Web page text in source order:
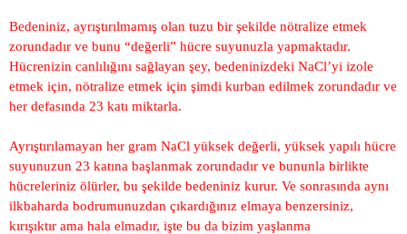
Bedeniniz, ayrıştırılmamış olan tuzu bir şekilde nötralize etmek
zorundadır ve bunu “değerli” hücre suyunuzla yapmaktadır.
Hücrenizin canlılığını sağlayan şey, bedeninizdeki NaCl’yi izole
etmek için, nötralize etmek için şimdi kurban edilmek zorundadır ve
her defasında 23 katı miktarla.
Ayrıştırılamayan her gram NaCl yüksek değerli, yüksek yapılı hücre
suyunuzun 23 katına başlanmak zorundadır ve bununla birlikte
hücreleriniz ölürler, bu şekilde bedeniniz kurur. Ve sonrasında aynı
ilkbaharda bodrumunuzdan çıkardığınız elmaya benzersiniz,
kırışıktır ama hala elmadır, işte bu da bizim yaşlanma